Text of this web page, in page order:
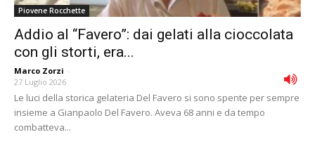
Piovene Rocchette
Addio al “Favero”: dai gelati alla cioccolata
con gli storti, era...
Marco Zorzi -
27 Luglio 2026
Le luci della storica gelateria Del Favero si sono spente per sempre
insieme a Gianpaolo Del Favero. Aveva 68 anni e da tempo
combatteva...